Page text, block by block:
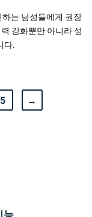
는 남성들에게 권장
강화뿐만 아니라 성
다.
5 →
능